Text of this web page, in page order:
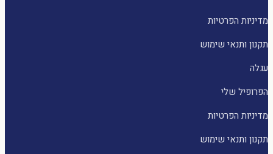
מדיניות הפרטיות
תקנון ותנאי שימוש
עגלה
הפרופיל שלי
מדיניות הפרטיות
תקנון ותנאי שימוש